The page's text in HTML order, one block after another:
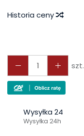
Historia ceny
szt.
Wysyłka 24
Wysyłka 24h